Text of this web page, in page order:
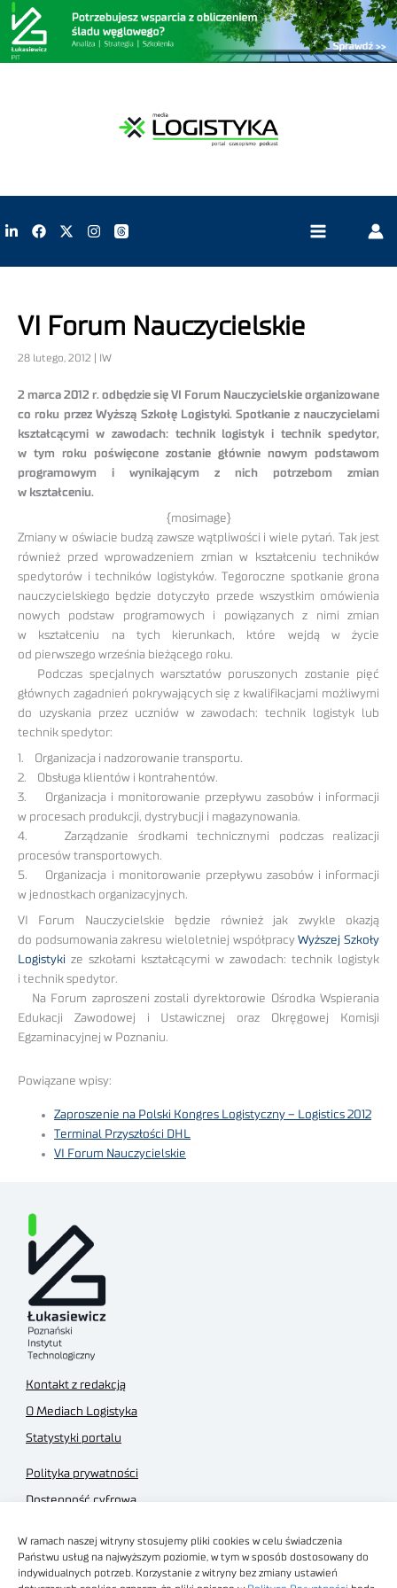
W ramach naszej witryny stosujemy pliki cookies w celu świadczenia
Państwu usług na najwyższym poziomie, w tym w sposób dostosowany do
indywidualnych potrzeb. Korzystanie z witryny bez zmiany ustawień
VI Forum Nauczycielskie
28 lutego, 2012 | IW
2 marca 2012 r. odbędzie się VI Forum Nauczycielskie organizowane
co roku przez Wyższą Szkołę Logistyki. Spotkanie z nauczycielami
kształcącymi w zawodach: technik logistyk i technik spedytor,
w tym roku poświęcone zostanie głównie nowym podstawom
programowym i wynikającym z nich potrzebom zmian
w kształceniu.
{mosimage}
Zmiany w oświacie budzą zawsze wątpliwości i wiele pytań. Tak jest
również przed wprowadzeniem zmian w kształceniu techników
spedytorów i techników logistyków. Tegoroczne spotkanie grona
nauczycielskiego będzie dotyczyło przede wszystkim omówienia
nowych podstaw programowych i powiązanych z nimi zmian
w kształceniu na tych kierunkach, które wejdą w życie
od pierwszego września bieżącego roku.
Podczas specjalnych warsztatów poruszonych zostanie pięć
głównych zagadnień pokrywających się z kwalifikacjami możliwymi
do uzyskania przez uczniów w zawodach: technik logistyk lub
technik spedytor:
1. Organizacja i nadzorowanie transportu.
2. Obsługa klientów i kontrahentów.
3. Organizacja i monitorowanie przepływu zasobów i informacji
w procesach produkcji, dystrybucji i magazynowania.
4. Zarządzanie środkami technicznymi podczas realizacji
procesów transportowych.
5. Organizacja i monitorowanie przepływu zasobów i informacji
w jednostkach organizacyjnych.
VI Forum Nauczycielskie będzie również jak zwykle okazją
do podsumowania zakresu wieloletniej współpracyWyższej Szkoły
Logistyki ze szkołami kształcącymi w zawodach: technik logistyk
i technik spedytor.
Na Forum zaproszeni zostali dyrektorowie Ośrodka Wspierania
Edukacji Zawodowej i Ustawicznej oraz Okręgowej Komisji
Egzaminacyjnej w Poznaniu.
Powiązane wpisy:
Zaproszenie na Polski Kongres Logistyczny – Logistics 2012
Terminal Przyszłości DHL
VI Forum Nauczycielskie
Kontakt z redakcją
O Mediach Logistyka
Statystyki portalu
Polityka prywatności
Dostępność cyfrowa
Regulamin sklepu